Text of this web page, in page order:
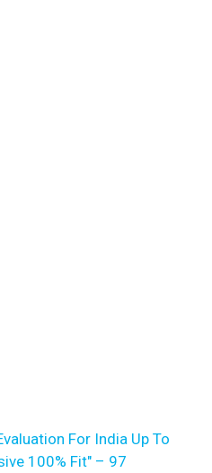
For India Up To
100% Fit" – 97